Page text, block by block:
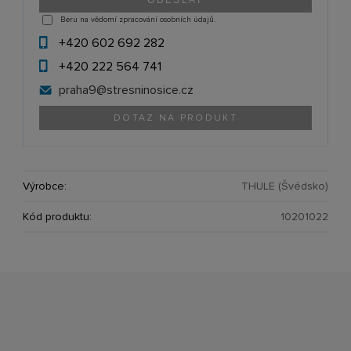
Beru na vědomí zpracování osobních údajů.
+420 602 692 282
+420 222 564 741
praha9@stresninosice.cz
DOTAZ NA PRODUKT
Výrobce: THULE (Švédsko)
Kód produktu: 10201022